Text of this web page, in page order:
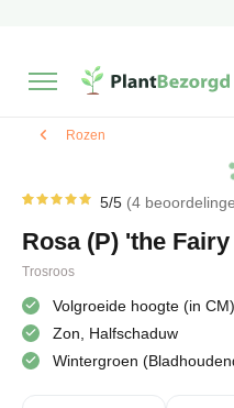
Kies zelf je
Rozen
5
gebaseerd
klantbeoordelingen
5/5 4
Rosa (P) 'the
Trosroos
Volgroeide hoogte (in
Zon, Halfschaduw
Wintergroen